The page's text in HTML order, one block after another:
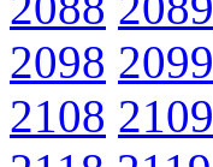
2098 2099
2108 2109